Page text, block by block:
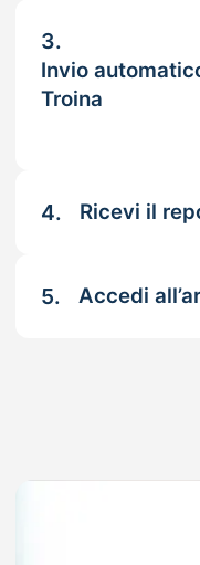
3.
Invio
Troina
4. Ricevi il
5. Accedi